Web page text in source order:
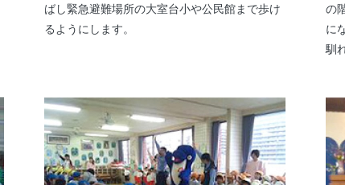
ばし緊急避難場所の大室台小や公民館まで歩け
るようにします。
の
に
馴